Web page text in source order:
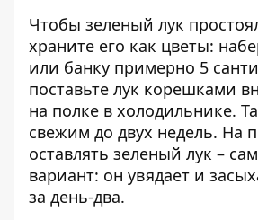
Чтобы зеленый лук
храните его как цветы:
или банку примерно 5
поставьте лук корешками
на полке в холодильнике.
свежим до двух недель. На
оставлять зеленый лук –
вариант: он увядает и
за день-два.